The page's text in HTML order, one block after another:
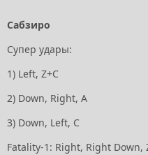
Сабзиро
Супер удары:
1) Left, Z+C
2) Down, Right, А
3) Down, Left, С
Fatality-1: Right, Right